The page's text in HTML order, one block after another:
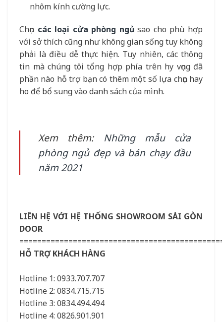
nhôm kính cường lực.
Chọn các loại cửa phòng ngủsao cho phù hợp
với sở thích cũng như không gian sống tuy không
phải là điều dễ thực hiện. Tuy nhiên, các thông
tin mà chúng tôi tổng hợp phía trên hy vọng đã
phần nào hỗ trợ bạn có thêm một số lựa chọn hay
ho để bổ sung vào danh sách của mình.
Xem thêm: Những mẫu cửa
phòng ngủ đẹp và bán chạy đầu
năm 2021
LIÊN HỆ VỚI HỆ THỐNG SHOWROOM SÀI GÒN
DOOR
HỖ TRỢ KHÁCH HÀNG
Hotline 1: 0933.707.707
Hotline 2: 0834.715.715
Hotline 3: 0834.494.494
Hotline 4: 0826.901.901